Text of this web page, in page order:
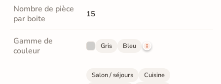
Nombre de pièce
par boite
15
Gamme de
couleur
Gris Bleu
Salon / séjours
Cuisine